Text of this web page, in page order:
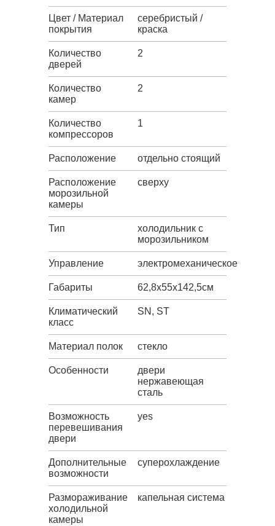
Цвет / Материал
покрытия
серебристый /
краска
Количество
дверей
2
Количество
камер
2
Количество
компрессоров
1
Расположение отдельно стоящий
Расположение
морозильной
камеры
сверху
Тип
холодильник с
морозильником
Управление электромеханическое
Габариты 62,8х55х142,5см
Климатический
класс
SN, ST
Материал полок стекло
Особенности
двери
нержавеющая
сталь
Возможность
перевешивания
двери
yes
Дополнительные
возможности
суперохлаждение
Размораживание
холодильной
камеры
капельная система